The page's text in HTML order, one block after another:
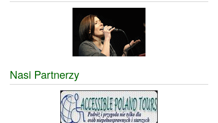
Nasi Partnerzy